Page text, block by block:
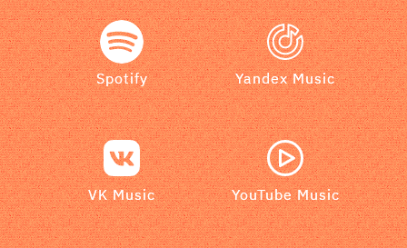
Spotify Yandex Music
VK Music YouTube Music